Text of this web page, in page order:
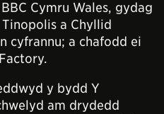
Cymru Wales, gydag
a Chyllid
cyfrannu; a chafodd ei
y bydd Y
am drydedd